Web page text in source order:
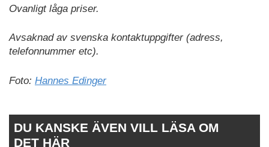
Ovanligt låga priser.
Avsaknad av svenska kontaktuppgifter (adress,
telefonnummer etc).
Foto: Hannes Edinger
DU KANSKE ÄVEN VILL LÄSA OM
DET HÄR